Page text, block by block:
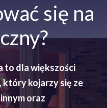
się na
to dla większości
który kojarzy się ze
oraz